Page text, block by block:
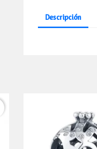
Descripción